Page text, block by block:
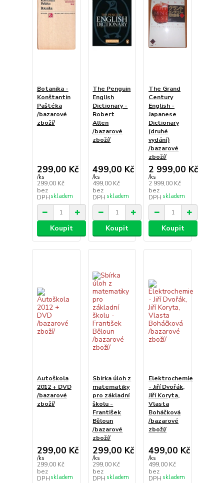
Botanika -
Konštantín
Paštéka
/bazarové
zboží/
299,00 Kč
/ks
299,00 Kč
bez
DPH skladem
Koupit
The Penguin
English
Dictionary -
Robert
Allen
/bazarové
zboží/
499,00 Kč
/ks
499,00 Kč
bez
DPH skladem
Koupit
The Grand
Century
English -
Japanese
Dictionary
(druhé
vydání)
/bazarové
zboží/
2 999,00 Kč
/ks
2 999,00 Kč
bez
DPH skladem
Koupit
Autoškola
2012 + DVD
/bazarové
zboží/
299,00 Kč
/ks
299,00 Kč
bez
DPH skladem
Sbírka úloh z
matematiky
pro základní
školu -
František
Běloun
/bazarové
zboží/
299,00 Kč
/ks
299,00 Kč
bez
DPH skladem
Elektrochemie
- Jiří Dvořák,
Jiří Koryta,
Vlasta
Boháčková
/bazarové
zboží/
499,00 Kč
/ks
499,00 Kč
bez
DPH skladem